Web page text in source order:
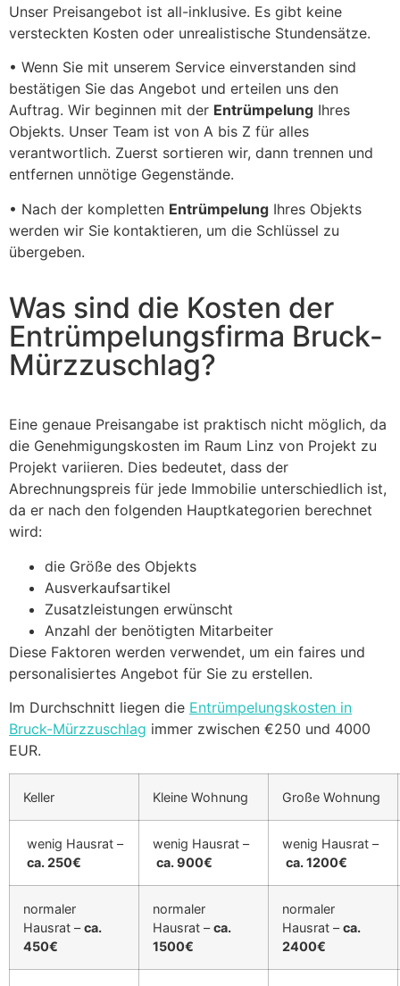
Unser Preisangebot ist all-inklusive. Es gibt keine
versteckten Kosten oder unrealistische Stundensätze.
• Wenn Sie mit unserem Service einverstanden sind
bestätigen Sie das Angebot und erteilen uns den
Auftrag. Wir beginnen mit der Entrümpelung Ihres
Objekts. Unser Team ist von A bis Z für alles
verantwortlich. Zuerst sortieren wir, dann trennen und
entfernen unnötige Gegenstände.
• Nach der kompletten Entrümpelung Ihres Objekts
werden wir Sie kontaktieren, um die Schlüssel zu
übergeben.
Was sind die Kosten der
Entrümpelungsfirma Bruck-
Mürzzuschlag?
Eine genaue Preisangabe ist praktisch nicht möglich, da
die Genehmigungskosten im Raum Linz von Projekt zu
Projekt variieren. Dies bedeutet, dass der
Abrechnungspreis für jede Immobilie unterschiedlich ist,
da er nach den folgenden Hauptkategorien berechnet
wird:
die Größe des Objekts
Ausverkaufsartikel
Zusatzleistungen erwünscht
Anzahl der benötigten Mitarbeiter
Diese Faktoren werden verwendet, um ein faires und
personalisiertes Angebot für Sie zu erstellen.
Im Durchschnitt liegen die Entrümpelungskosten in
Bruck-Mürzzuschlag immer zwischen €250 und 4000
EUR.
Keller Kleine Wohnung Große Wohnung
wenig Hausrat –
ca. 250€
wenig Hausrat –
ca. 900€
wenig Hausrat –
ca. 1200€
normaler
Hausrat –ca.
450€
normaler
Hausrat –ca.
1500€
normaler
Hausrat –ca.
2400€